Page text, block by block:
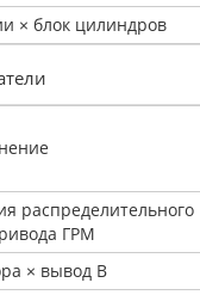
× блок цилиндров
распределительного
ГРМ
× вывод В